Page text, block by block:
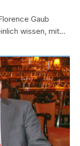
Gaub
wissen, mit…